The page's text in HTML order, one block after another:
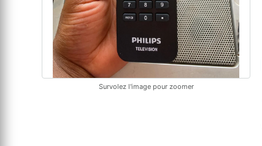
Survolez l'image pour zoomer